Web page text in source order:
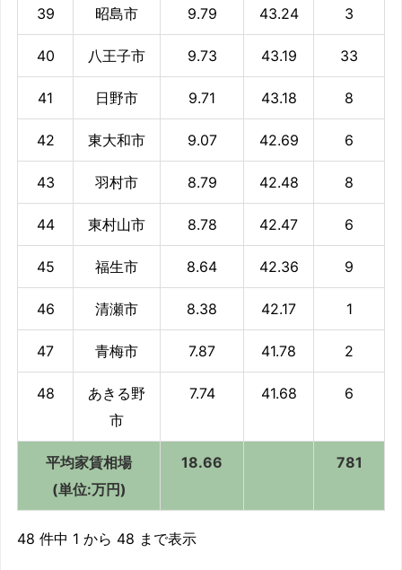
39 昭島市 9.79 43.24 3
40 八王子市 9.73 43.19 33
41 日野市 9.71 43.18 8
42 東大和市 9.07 42.69 6
43 羽村市 8.79 42.48 8
44 東村山市 8.78 42.47 6
45 福生市 8.64 42.36 9
46 清瀬市 8.38 42.17 1
47 青梅市 7.87 41.78 2
48
あきる野
市
7.74 41.68 6
平均家賃相場
(単位:万円)
18.66 781
48 件中 1 から 48 まで表示